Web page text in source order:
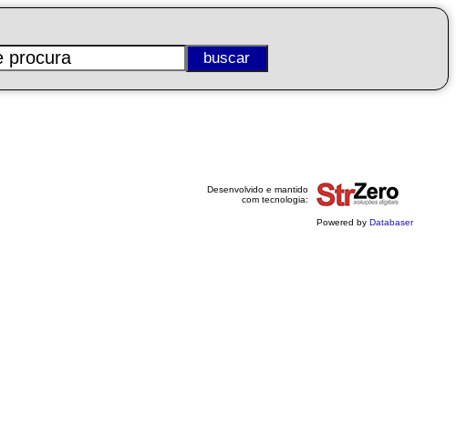
Desenvolvido e mantido
com tecnologia:
Powered by Databaser